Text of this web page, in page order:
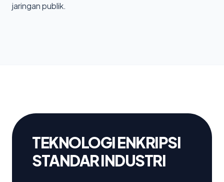
jaringan publik.
TEKNOLOGI ENKRIPSI
STANDAR INDUSTRI